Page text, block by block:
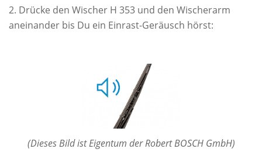
Drücke den Wischer H 353 und den Wischerarm
aneinander bis Du ein Einrast-Geräusch hörst:
(Dieses Bild ist Eigentum der Robert BOSCH GmbH)